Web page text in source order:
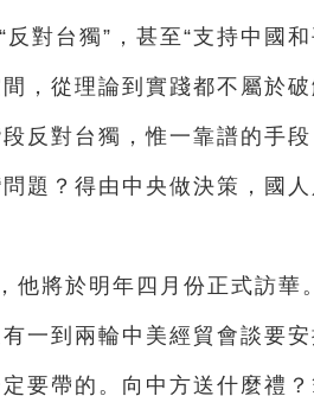
對台獨”，甚至“支持中國
，從理論到實踐都不屬於
反對台獨，惟一靠譜的手
題？得由中央做決策，國
他將於明年四月份正式訪華
一到兩輪中美經貿會談要
要帶的。向中方送什麼禮